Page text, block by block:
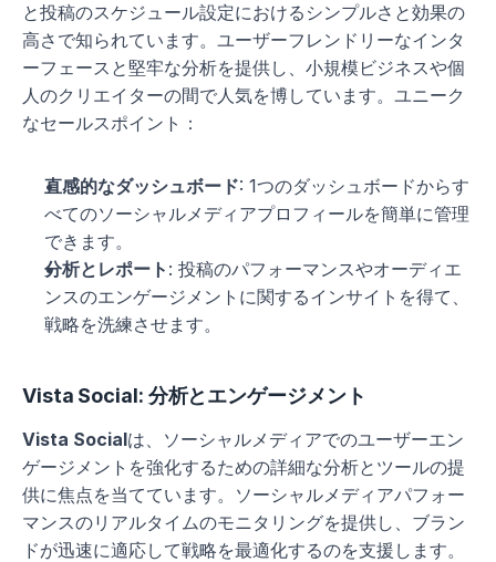
と投稿のスケジュール設定におけるシンプルさと効果の
高さで知られています。ユーザーフレンドリーなインタ
ーフェースと堅牢な分析を提供し、小規模ビジネスや個
人のクリエイターの間で人気を博しています。ユニーク
なセールスポイント：
直感的なダッシュボード: 1つのダッシュボードからす
べてのソーシャルメディアプロフィールを簡単に管理
できます。
分析とレポート : 投稿のパフォーマンスやオーディエ
ンスのエンゲージメントに関するインサイトを得て、
戦略を洗練させます。
Vista Social: 分析とエンゲージメント
Vista Socialは、ソーシャルメディアでのユーザーエン
ゲージメントを強化するための詳細な分析とツールの提
供に焦点を当てています。ソーシャルメディアパフォー
マンスのリアルタイムのモニタリングを提供し、ブラン
ドが迅速に適応して戦略を最適化するのを支援します。